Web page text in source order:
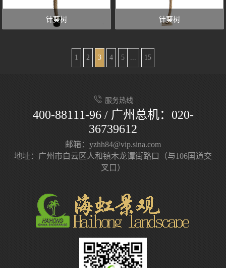
针葵树 针葵树
1 2 3 4 5 15
服务热线
400-88111-96 / 广州总机：020-
36739612
邮箱：yzhh84@vip.sina.com
地址：广州市白云区人和镇木龙谭街路口（与106国道交
叉口）